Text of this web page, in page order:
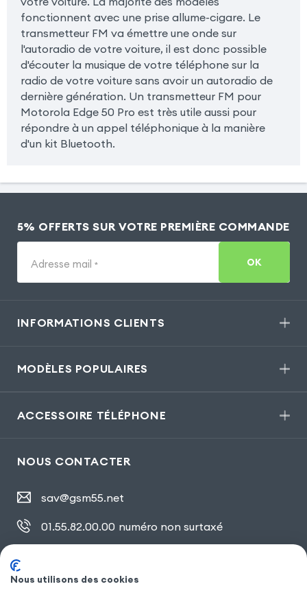
fonctionnent avec une prise allume-cigare. Le
transmetteur FM va émettre une onde sur
l'autoradio de votre voiture, il est donc possible
d'écouter la musique de votre téléphone sur la
radio de votre voiture sans avoir un autoradio de
dernière génération. Un transmetteur FM pour
Motorola Edge 50 Pro est très utile aussi pour
répondre à un appel téléphonique à la manière
d'un kit Bluetooth.
5% OFFERTS SUR VOTRE PREMIÈRE COMMANDE
Adresse mail * OK
INFORMATIONS CLIENTS
MODÈLES POPULAIRES
ACCESSOIRE TÉLÉPHONE
NOUS CONTACTER
sav@gsm55.net
01.55.82.00.00 numéro non surtaxé
Nous utilisons des cookies